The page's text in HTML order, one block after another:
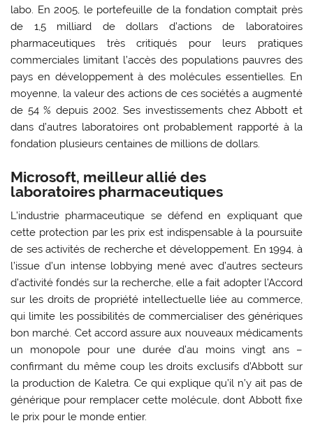
labo. En 2005, le portefeuille de la fondation comptait près
de 1,5 milliard de dollars d’actions de laboratoires
pharmaceutiques très critiqués pour leurs pratiques
commerciales limitant l’accès des populations pauvres des
pays en développement à des molécules essentielles. En
moyenne, la valeur des actions de ces sociétés a augmenté
de 54 % depuis 2002. Ses investissements chez Abbott et
dans d’autres laboratoires ont probablement rapporté à la
fondation plusieurs centaines de millions de dollars.
Microsoft, meilleur allié des
laboratoires pharmaceutiques
L’industrie pharmaceutique se défend en expliquant que
cette protection par les prix est indispensable à la poursuite
de ses activités de recherche et développement. En 1994, à
l’issue d’un intense lobbying mené avec d’autres secteurs
d’activité fondés sur la recherche, elle a fait adopter l’Accord
sur les droits de propriété intellectuelle liée au commerce,
qui limite les possibilités de commercialiser des génériques
bon marché. Cet accord assure aux nouveaux médicaments
un monopole pour une durée d’au moins vingt ans –
confirmant du même coup les droits exclusifs d’Abbott sur
la production de Kaletra. Ce qui explique qu’il n’y ait pas de
générique pour remplacer cette molécule, dont Abbott fixe
le prix pour le monde entier.